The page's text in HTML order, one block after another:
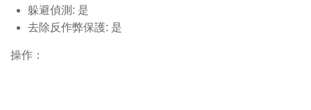
躲避偵測: 是
去除反作弊保護: 是
操作：